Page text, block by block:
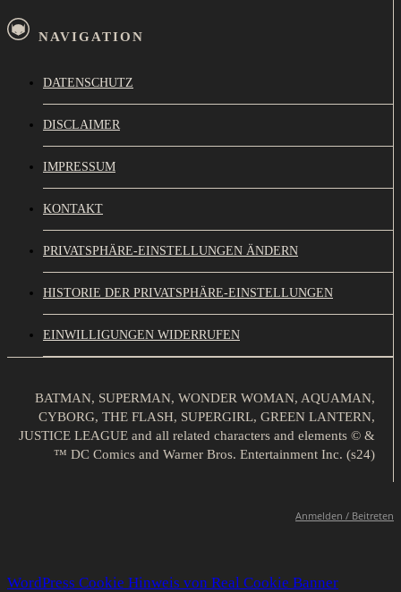
NAVIGATION
DATENSCHUTZ
DISCLAIMER
IMPRESSUM
KONTAKT
PRIVATSPHÄRE-EINSTELLUNGEN ÄNDERN
HISTORIE DER PRIVATSPHÄRE-EINSTELLUNGEN
EINWILLIGUNGEN WIDERRUFEN
BATMAN, SUPERMAN, WONDER WOMAN, AQUAMAN,
CYBORG, THE FLASH, SUPERGIRL, GREEN LANTERN,
JUSTICE LEAGUE and all related characters and elements © &
™ DC Comics and Warner Bros. Entertainment Inc. (s24)
Anmelden / Beitreten
WordPress Cookie Hinweis von Real Cookie Banner